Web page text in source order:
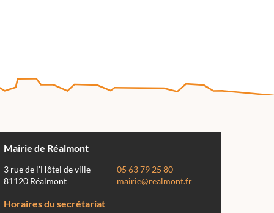
Mairie de Réalmont
3 rue de l'Hôtel de ville
81120 Réalmont
05 63 79 25 80
mairie@realmont.fr
Horaires du secrétariat